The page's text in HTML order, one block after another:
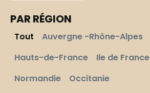
PAR RÉGION
Auvergne -Rhône-Alpes
Hauts-de-France
Ile de France
Normandie
Occitanie
Tout